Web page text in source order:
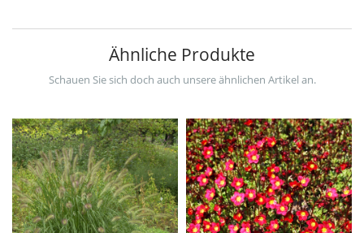
Ähnliche Produkte
Schauen Sie sich doch auch unsere ähnlichen Artikel an.